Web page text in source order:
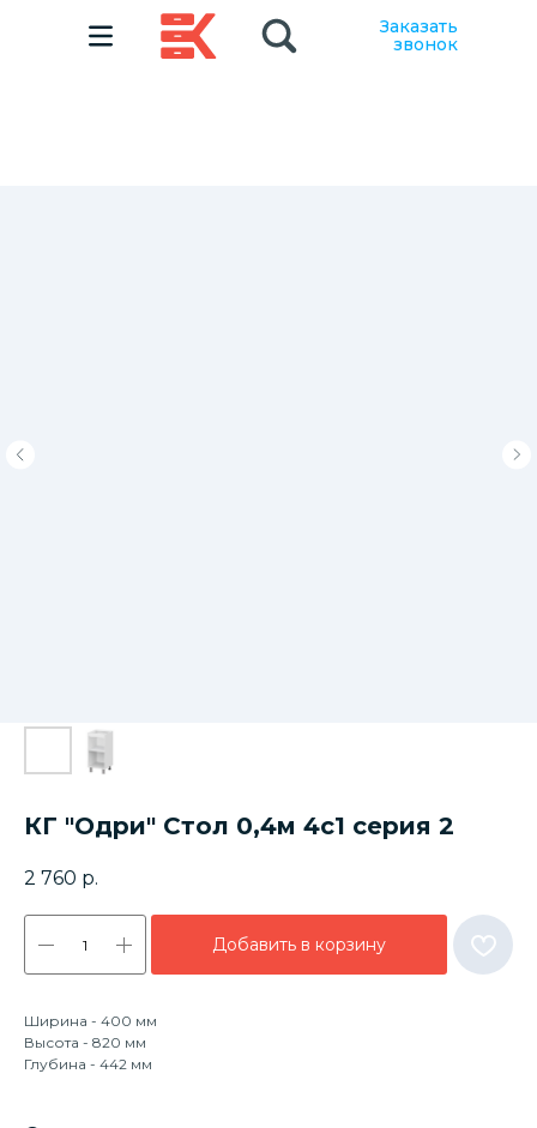
Заказать
звонок
КГ "Одри" Стол 0,4м 4с1 серия 2
2 760 р.
Добавить в корзину
Ширина - 400 мм
Высота - 820 мм
Глубина - 442 мм